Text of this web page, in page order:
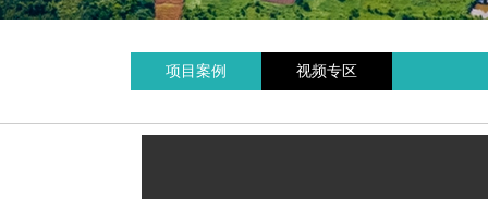
项目案例 视频专区